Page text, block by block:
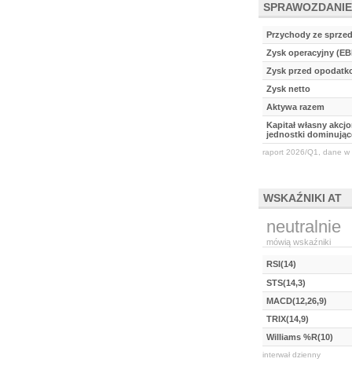
Przychody ze
Zysk operacyjny
Zysk przed
Zysk netto
Aktywa razem
Kapitał własny
jednostki
raport 2026/Q1, dane w
WSKAŹNIKI AT
neutralnie
mówią wskaźniki
RSI(14)
STS(14,3)
MACD(12,26,9)
TRIX(14,9)
Williams %R(10)
interwał dzienny